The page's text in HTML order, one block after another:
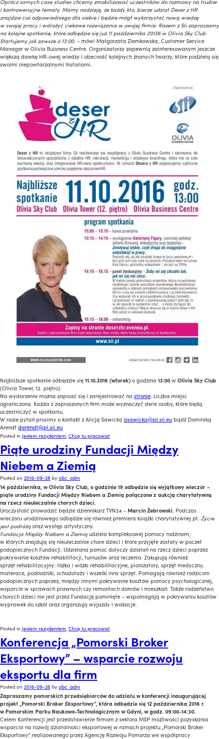
i kontrowersyjne tematy. Mamy nadzieję, że każdy kto, bierze udział Deser z HR
znajdzie coś odpowiedniego dla siebie i będzie mógł wykorzystać nową wiedzę
w swojej pracy i wdrożyć ciekawe rozwiązania w swojej firmie. Razem z Sii zapraszamy
na kolejne spotkanie, które odbędzie się już 11 października 20136 w Olivia Sky Club.
Startujemy jak zawsze o 13:00. – mówi Małgorzata Ziemkowska, Customer Service
Manager w Olivia Buisness Centre. Organizatorzy zapewnią zainteresowanym jeszcze
większą dawkę HR-owej wiedzy i obecność kolejnych znanych twarzy, które podzielą się
swoimi niepowtarzalnymi historiami.
Najbliższe spotkanie odbędzie się11.10.2016 (wtorek)o godzina 13:00wOlivia Sky Club
(Olivia Tower, 12. piętro).
Na wydarzenie można zapisać się i zarejestrować na stronie. Liczba miejsc
ograniczona. Każda z zaproszonych firm może wyznaczyć dwie osoby, które będą
uczestniczyć w spotkaniu.
W razie pytań prosimy o kontakt z Alicją Sawicką asawicka@pl.sii.eubądź Dominiką
Arendtdarendt@pl.sii.eu
Posted in Jestem rezydentem, Chcę tu pracować
Piąte urodziny Fundacji Między
Niebem a Ziemią
Posted on 2016-09-28 by obc_adm
14 października, w Olivia Sky Club, o godzinie 19 odbędzie się wyjątkowy wieczór –
piąte urodziny Fundacji Między Niebem a Ziemią połączone z aukcją charytatywną
na rzecz nieuleczalnie chorych dzieci.
Uroczystość prowadzić będzie dziennikarz TVN24 –Marcin Żebrowski. Podczas
wieczoru urodzinowego odbędzie się również premiera książki charytatywnej pt. Życie
jest podróżąoraz występ artystyczny.
Fundacja Między Niebem a Ziemiąudziela kompleksowej pomocy rodzinom,
w których znajdują się nieuleczalnie chore dzieci i które przyjęte zostały w poczet
podopiecznych Fundacji. Udzielana pomoc dotyczy działań na rzecz dzieci poprzez
pokrywanie kosztów rehabilitacji, turnusów oraz leczenia. Zakupują również
sprzęt rehabilitacyjny: łóżka i wózki rehabilitacyjne, pionizatory, sprzęt medyczny,
materace, podnośniki, schodołazy i wszelki inny sprzęt. Pomagają również rodzicom
podopiecznych poprzez, między innymi pokrywanie kosztów pomocy psychologicznej,
wsparcie w sprawach prawnych czy remontach domów i mieszkań. Także rodzeństwo
chorych dzieci nie jest przez Fundację pominięte – wspomagają w pokrywaniu kosztów
wyprawek do szkół oraz organizują wyjazdy i wakacje.
Posted in Jestem rezydentem, Chcę tu pracować
Konferencja „Pomorski Broker
Eksportowy” – wsparcie rozwoju
eksportu dla firm
Posted on 2016-09-26 by obc_adm
Zapraszamy pomorskich przedsiębiorców do udziału w konferencji inaugurującej
projekt „Pomorski Broker Eksportowy”, która odbędzie się 12 października 2016 r.
w Pomorskim Parku Naukowo-Technologicznym w Gdyni, w godz. 09:00-14:30.
Celem Konferencji jest przedstawienie firmom z sektora MSP możliwości pozyskania
wsparcia na rozwój działalności eksportowej w ramach projektu „Pomorski Broker
Eksportowy” realizowanego przez Agencję Rozwoju Pomorza we współpracy